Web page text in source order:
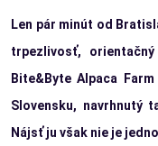
Len pár minút od
trpezlivosť,
Bite&Byte Alpaca
Slovensku, navrhnutý
Nájsť ju však nie je